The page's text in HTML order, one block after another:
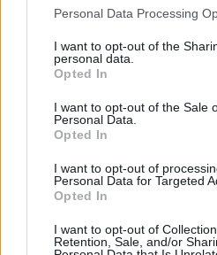
Please note that this website/app
not limited to your visit or usage
grant or deny consent to Google
use your data for below specified
consent section.
Personal Data Processing
I want to opt-out of the
personal data.
Opted In
I want to opt-out of the Sale
Personal Data.
Opted In
I want to opt-out of
Personal Data for Targeted
Opted In
I want to opt-out of
Retention, Sale, and/or
giorni chiave. Utili tre
ritmo che lascia margine di
del piacere di movimento.
i 10.000 con facilità, bene;
sacrifica il recupero, la
Approfondimenti:
eccezioni sensate
In presenza di condizioni